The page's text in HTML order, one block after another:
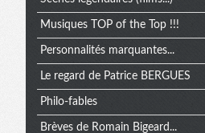
Musiques TOP of the Top !!!
Personnalités marquantes...
Le regard de Patrice BERGUES
Philo-fables
Brèves de Romain Bigeard...